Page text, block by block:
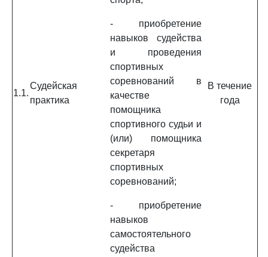
1.1.
Судейская
практика
- приобретение
навыков судейства
и проведения
спортивных
соревнований в
качестве
помощника
спортивного судьи и
(или) помощника
секретаря
спортивных
соревнований;
- приобретение
навыков
самостоятельного
судейства
В течение
года